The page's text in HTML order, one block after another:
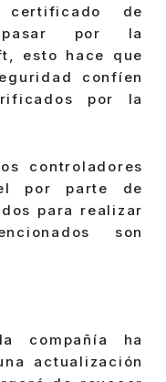
certificado de
por la
esto hace que
confíen
por la
controladores
por parte de
para realizar
son
compañía ha
actualización